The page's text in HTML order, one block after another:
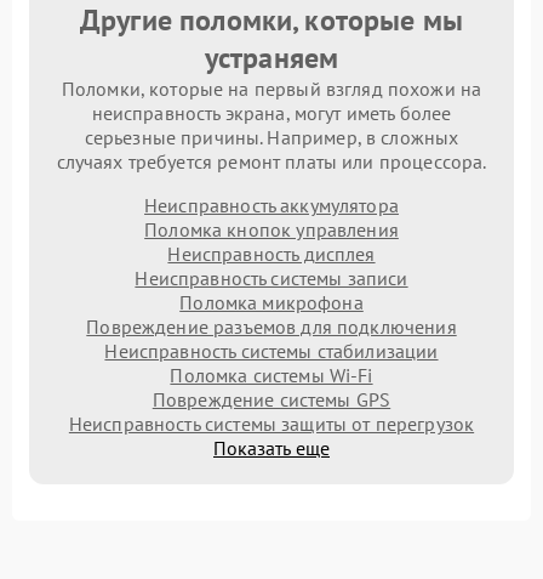
Другие поломки, которые мы
устраняем
Поломки, которые на первый взгляд похожи на
неисправность экрана, могут иметь более
серьезные причины. Например, в сложных
случаях требуется ремонт платы или процессора.
Неисправность аккумулятора
Поломка кнопок управления
Неисправность дисплея
Неисправность системы записи
Поломка микрофона
Повреждение разъемов для подключения
Неисправность системы стабилизации
Поломка системы Wi-Fi
Повреждение системы GPS
Неисправность системы защиты от перегрузок
Показать еще